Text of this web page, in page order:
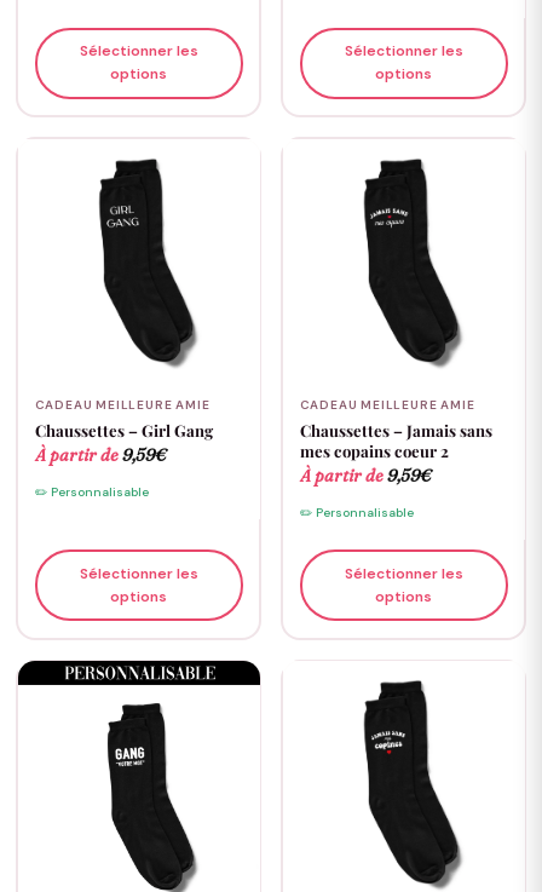
Sélectionner les
options
Sélectionner les
options
CADEAU MEILLEURE AMIE
Chaussettes – Girl Gang
À partir de9,59€
✏️ Personnalisable
Sélectionner les
options
CADEAU MEILLEURE AMIE
Chaussettes – Jamais sans
mes copains coeur 2
À partir de9,59€
✏️ Personnalisable
Sélectionner les
options